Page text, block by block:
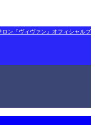
ン『ヴィヴァン』オフィシャルブ